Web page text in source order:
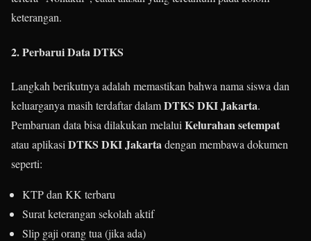
keterangan.
2.Perbarui Data DTKS
Langkah berikutnya adalah memastikan bahwa nama siswa dan
keluarganya masih terdaftar dalamDTKS DKI Jakarta.
Pembaruan data bisa dilakukan melalui Kelurahan setempat
atau aplikasi DTKS DKI Jakartadengan membawa dokumen
seperti:
KTP dan KK terbaru
Surat keterangan sekolah aktif
Slip gaji orang tua (jika ada)